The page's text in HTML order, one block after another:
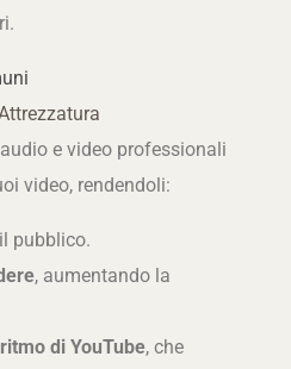
e video professionali
video, rendendoli:
pubblico.
, aumentando la
di YouTube, che